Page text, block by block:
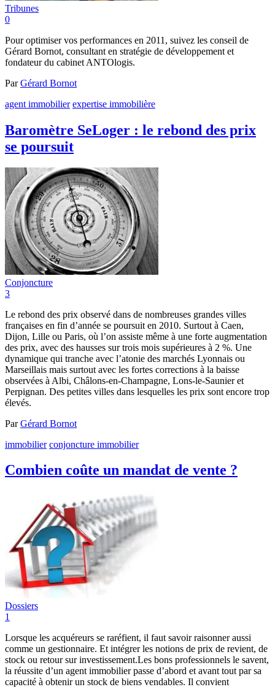
Tribunes
0
Pour optimiser vos performances en 2011, suivez les conseil de
Gérard Bornot, consultant en stratégie de développement et
fondateur du cabinet ANTOlogis.
ParGérard Bornot
agent immobilier expertise immobilière
Baromètre SeLoger : le rebond des prix
se poursuit
Conjoncture
3
Le rebond des prix observé dans de nombreuses grandes villes
françaises en fin d’année se poursuit en 2010. Surtout à Caen,
Dijon, Lille ou Paris, où l’on assiste même à une forte augmentation
des prix, avec des hausses sur trois mois supérieures à 2 %. Une
dynamique qui tranche avec l’atonie des marchés Lyonnais ou
Marseillais mais surtout avec les fortes corrections à la baisse
observées à Albi, Châlons-en-Champagne, Lons-le-Saunier et
Perpignan. Des petites villes dans lesquelles les prix sont encore trop
élevés.
ParGérard Bornot
immobilier conjoncture immobilier
Combien coûte un mandat de vente ?
Dossiers
1
Lorsque les acquéreurs se raréfient, il faut savoir raisonner aussi
comme un gestionnaire. Et intégrer les notions de prix de revient, de
stock ou retour sur investissement.Les bons professionnels le savent,
la réussite d’un agent immobilier passe d’abord et avant tout par sa
capacité à obtenir un stock de biens vendables. Il convient